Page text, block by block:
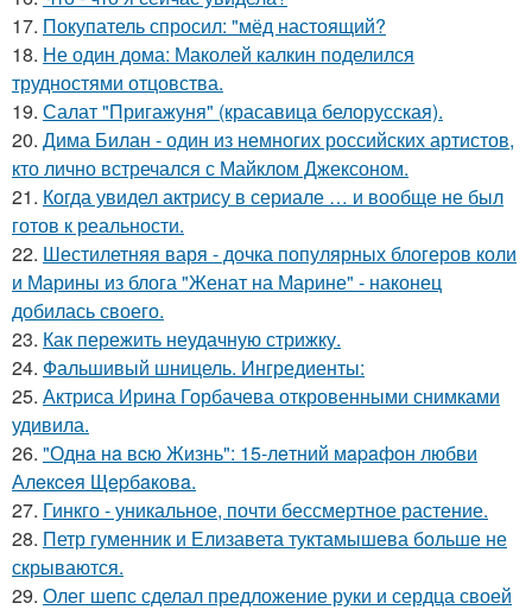
17. Покупатель спросил: "мёд настоящий?
18. Не один дома: Маколей калкин поделился
трудностями отцовства.
19. Салат "Пригажуня" (красавица белорусская).
20. Дима Билан - один из немногих российских артистов,
кто лично встречался с Майклом Джексоном.
21. Когда увидел актрису в сериале … и вообще не был
готов к реальности.
22. Шестилетняя варя - дочка популярных блогеров коли
и Марины из блога "Женат на Марине" - наконец
добилась своего.
23. Как пережить неудачную стрижку.
24. Фальшивый шницель. Ингредиенты:
25. Актриса Ирина Горбачева откровенными снимками
удивила.
26. "Однa нa вcю Жизнь": 15-лeтний мapaфoн любви
Алeкceя Щepбaкoвa.
27. Гинкго - уникальное, почти бессмертное растение.
28. Петр гуменник и Елизавета туктамышева больше не
скрываются.
29. Олег шепс сделал предложение руки и сердца своей